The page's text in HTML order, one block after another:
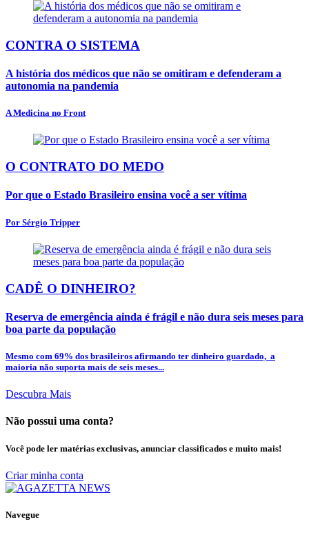
CONTRA O SISTEMA
A história dos médicos que não se omitiram e defenderam a
autonomia na pandemia
A Medicina no Front
O CONTRATO DO MEDO
Por que o Estado Brasileiro ensina você a ser vítima
Por Sérgio Tripper
CADÊ O DINHEIRO?
Reserva de emergência ainda é frágil e não dura seis meses para
boa parte da população
Mesmo com 69% dos brasileiros afirmando ter dinheiro guardado, a
maioria não suporta mais de seis meses...
Descubra Mais
Não possui uma conta?
Você pode ler matérias exclusivas, anunciar classificados e muito mais!
Criar minha conta
Navegue